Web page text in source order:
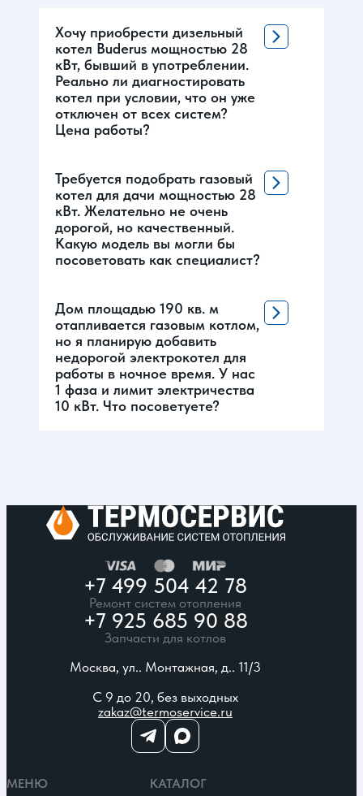
Хочу приобрести дизельный
котел Buderus мощностью 28
кВт, бывший в употреблении.
Реально ли диагностировать
котел при условии, что он уже
отключен от всех систем?
Цена работы?
Требуется подобрать газовый
котел для дачи мощностью 28
кВт. Желательно не очень
дорогой, но качественный.
Какую модель вы могли бы
посоветовать как специалист?
Дом площадью 190 кв. м
отапливается газовым котлом,
но я планирую добавить
недорогой электрокотел для
работы в ночное время. У нас
1 фаза и лимит электричества
10 кВт. Что посоветуете?
+7 499 504 42 78
Ремонт систем отопления
+7 925 685 90 88
Запчасти для котлов
Москва, ул.. Монтажная, д.. 11/3
С 9 до 20, без выходных
zakaz@termoservice.ru
МЕНЮ КАТАЛОГ